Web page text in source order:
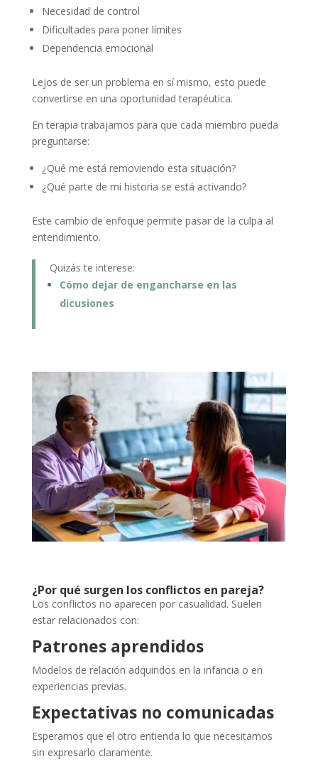
Necesidad de control
Dificultades para poner límites
Dependencia emocional
Lejos de ser un problema en sí mismo, esto puede
convertirse en una oportunidad terapéutica.
En terapia trabajamos para que cada miembro pueda
preguntarse:
¿Qué me está removiendo esta situación?
¿Qué parte de mi historia se está activando?
Este cambio de enfoque permite pasar de la culpa al
entendimiento.
Quizás te interese:
Cómo dejar de engancharse en las
dicusiones
¿Por qué surgen los conflictos en pareja?
Los conflictos no aparecen por casualidad. Suelen
estar relacionados con:
Patrones aprendidos
Modelos de relación adquiridos en la infancia o en
experiencias previas.
Expectativas no comunicadas
Esperamos que el otro entienda lo que necesitamos
sin expresarlo claramente.